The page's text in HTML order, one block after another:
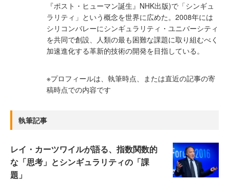
『ポスト・ヒューマン誕生』NHK出版)で「シンギュ
ラリティ」という概念を世界に広めた。2008年には
シリコンバレーにシンギュラリティ・ユニバーシティ
を共同で創設、人類の最も困難な課題に取り組むべく
加速進化する革新的技術の開発を目指している。
※プロフィールは、執筆時点、または直近の記事の寄
稿時点での内容です
執筆記事
レイ・カーツワイルが語る、指数関数的
な「思考」とシンギュラリティの「課
題」